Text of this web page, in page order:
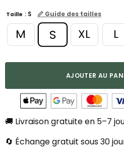
Taille : S 📏 Guide des tailles
M S XL L
AJOUTER AU
🚚 Livraison gratuite en 5–7
🔄 Échange gratuit sous 30